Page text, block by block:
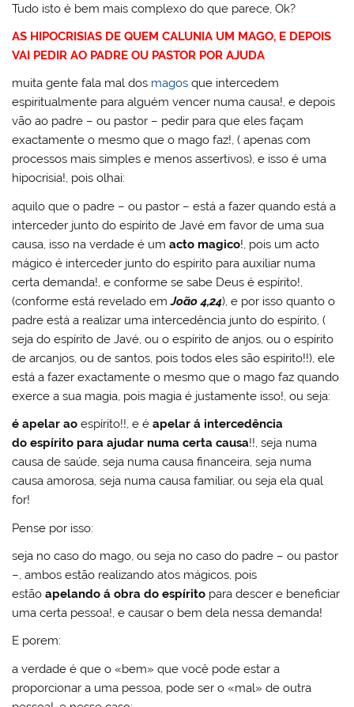
Tudo isto é bem mais complexo do que parece, Ok?
AS HIPOCRISIAS DE QUEM CALUNIA UM MAGO, E DEPOIS
VAI PEDIR AO PADRE OU PASTOR POR AJUDA
muita gente fala mal dos magos que intercedem
espiritualmente para alguém vencer numa causa!, e depois
vão ao padre – ou pastor – pedir para que eles façam
exactamente o mesmo que o mago faz!, ( apenas com
processos mais simples e menos assertivos), e isso é uma
hipocrisia!, pois olhai:
aquilo que o padre – ou pastor – está a fazer quando está a
interceder junto do espírito de Javé em favor de uma sua
causa, isso na verdade é umacto magico!, pois um acto
mágico é interceder junto do espírito para auxiliar numa
certa demanda!, e conforme se sabe Deus é espírito!,
(conforme está revelado emJoão 4,24), e por isso quanto o
padre está a realizar uma intercedência junto do espírito, (
seja do espírito de Javé, ou o espírito de anjos, ou o espírito
de arcanjos, ou de santos, pois todos eles são espírito!!), ele
está a fazer exactamente o mesmo que o mago faz quando
exerce a sua magia, pois magia é justamente isso!, ou seja:
é apelar aoespírito!!, e éapelar á intercedência
do espírito para ajudar numa certa causa!!, seja numa
causa de saúde, seja numa causa financeira, seja numa
causa amorosa, seja numa causa familiar, ou seja ela qual
for!
Pense por isso:
seja no caso do mago, ou seja no caso do padre – ou pastor
–, ambos estão realizando atos mágicos, pois
estãoapelando á obra do espírito para descer e beneficiar
uma certa pessoa!, e causar o bem dela nessa demanda!
E porem:
a verdade é que o «bem» que você pode estar a
proporcionar a uma pessoa, pode ser o «mal» de outra